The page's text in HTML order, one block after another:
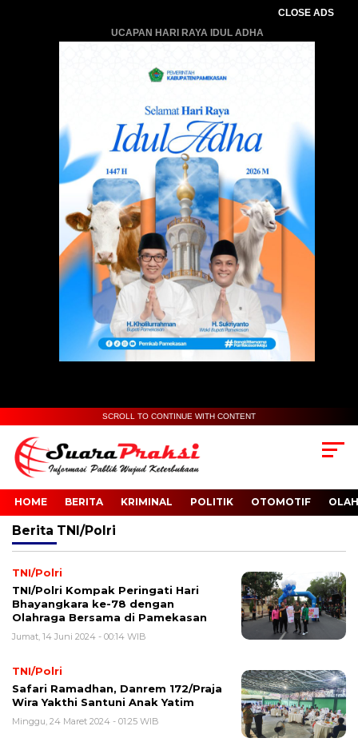
CLOSE ADS
UCAPAN HARI RAYA IDUL ADHA
SCROLL TO CONTINUE WITH CONTENT
HOME BERITA KRIMINAL POLITIK OTOMOTIF
Berita TNI/Polri
TNI/Polri
TNI/Polri Kompak Peringati Hari
Bhayangkara ke-78 dengan
Olahraga Bersama di Pamekasan
Jumat, 14 Juni 2024 - 00:14 WIB
TNI/Polri
Safari Ramadhan, Danrem 172/Praja
Wira Yakthi Santuni Anak Yatim
Minggu, 24 Maret 2024 - 01:25 WIB